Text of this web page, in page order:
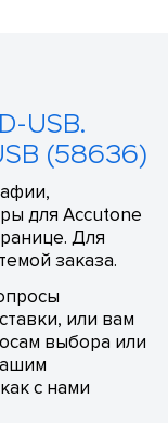
USB.
(58636)
для Accutone
Для
заказа.
или вам
выбора или
с нами